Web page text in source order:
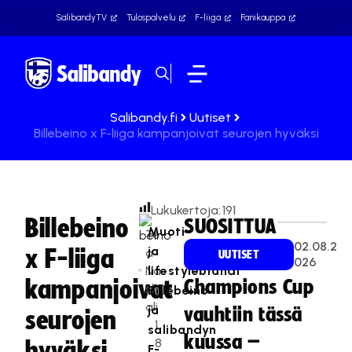
SalibandyTV Tulospalvelu F-liiga Fanikauppa
Salibandy.fi
Uutiset
Billebeino x F-liiga kampanjoivat seurojen hyväksi
Billebeino
x F-liiga
kampanjoivat
seurojen
Te
a
Na
sk
ali
1
8
Lukukertoja:191
Muoti-
ja
lifestylebrändi
Billebeino
ja
salibandyn
SUOSITTUA
UUTISET
02.08.2
026
Champions Cup
vauhtiin tässä
kuussa –